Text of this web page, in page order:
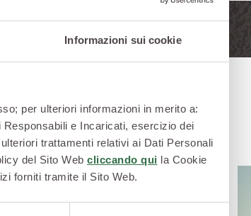
Informazioni sui cookie
per ulteriori informazioni in merito a:
e Incaricati, esercizio dei
trattamenti relativi ai Dati Personali
del Sito Web cliccando qui la Cookie
forniti tramite il Sito Web.
EFSA